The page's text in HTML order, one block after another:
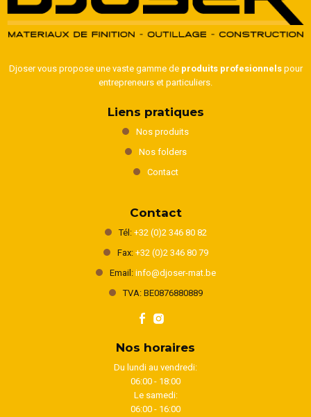
Djoser vous propose une vaste gamme de produits profesionnelspour
entrepreneurs et particuliers.
Liens pratiques
Nos produits
Nos folders
Contact
Contact
Tél: +32 (0)2 346 80 82
Fax: +32 (0)2 346 80 79
Email: info@djoser-mat.be
TVA: BE0876880889
Nos horaires
Du lundi au vendredi:
06:00 - 18:00
Le samedi:
06:00 - 16:00